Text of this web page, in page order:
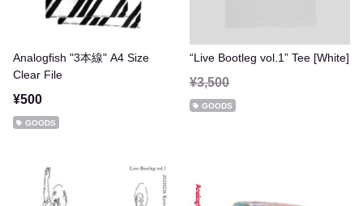
Analogfish "3本線" A4 Size
Clear File
¥500
GOODS
“Live Bootleg vol.1” Tee [White]
¥3,500
GOODS